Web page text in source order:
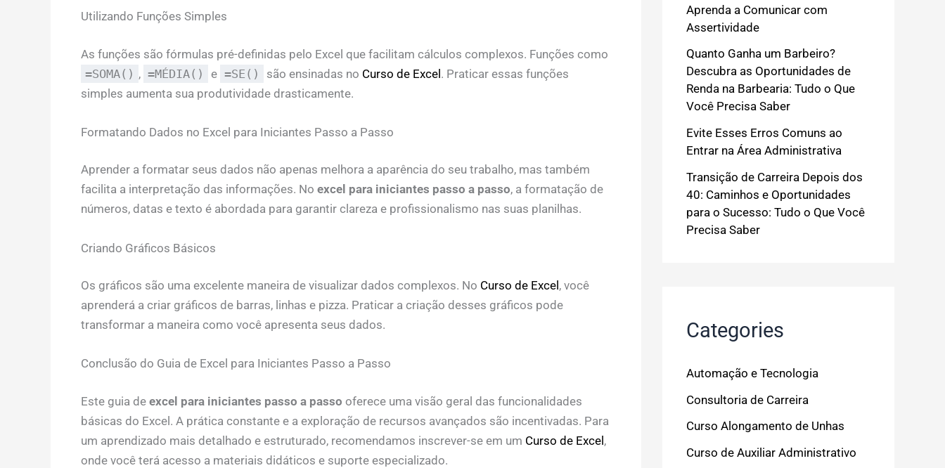
Utilizando Funções Simples
As funções são fórmulas pré-definidas pelo Excel que facilitam cálculos complexos. Funções como
=SOMA() , =MÉDIA() e =SE() são ensinadas no Curso de Excel. Praticar essas funções
simples aumenta sua produtividade drasticamente.
Formatando Dados no Excel para Iniciantes Passo a Passo
Aprender a formatar seus dados não apenas melhora a aparência do seu trabalho, mas também
facilita a interpretação das informações. No excel para iniciantes passo a passo, a formatação de
números, datas e texto é abordada para garantir clareza e profissionalismo nas suas planilhas.
Criando Gráficos Básicos
Os gráficos são uma excelente maneira de visualizar dados complexos. No Curso de Excel , você
aprenderá a criar gráficos de barras, linhas e pizza. Praticar a criação desses gráficos pode
transformar a maneira como você apresenta seus dados.
Conclusão do Guia de Excel para Iniciantes Passo a Passo
Este guia de excel para iniciantes passo a passo oferece uma visão geral das funcionalidades
básicas do Excel. A prática constante e a exploração de recursos avançados são incentivadas. Para
um aprendizado mais detalhado e estruturado, recomendamos inscrever-se em um Curso de Excel,
onde você terá acesso a materiais didáticos e suporte especializado.
Aprenda a Comunicar com
Assertividade
Quanto Ganha um Barbeiro?
Descubra as Oportunidades de
Renda na Barbearia: Tudo o Que
Você Precisa Saber
Evite Esses Erros Comuns ao
Entrar na Área Administrativa
Transição de Carreira Depois dos
40: Caminhos e Oportunidades
para o Sucesso: Tudo o Que Você
Precisa Saber
Categories
Automação e Tecnologia
Consultoria de Carreira
Curso Alongamento de Unhas
Curso de Auxiliar Administrativo